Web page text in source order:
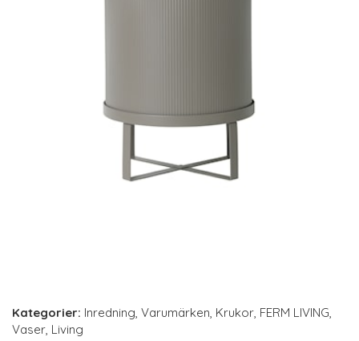
Kategorier: Inredning, Varumärken, Krukor, FERM LIVING,
Vaser, Living